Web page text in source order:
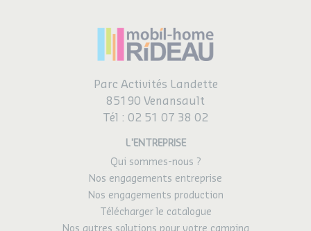
Parc Activités Landette
85190 Venansault
Tél : 02 51 07 38 02
L'ENTREPRISE
Qui sommes-nous ?
Nos engagements entreprise
Nos engagements production
Télécharger le catalogue
Nos autres solutions pour votre camping